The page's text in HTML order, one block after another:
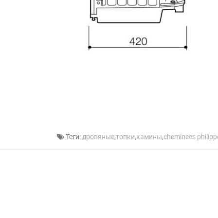
Теги: дровяные,топки,камины,cheminees